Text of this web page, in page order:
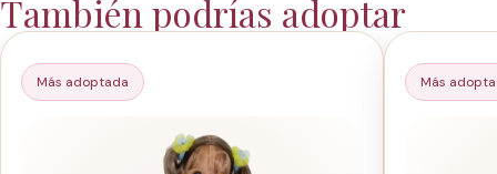
También podrías adoptar
Más adoptada Más